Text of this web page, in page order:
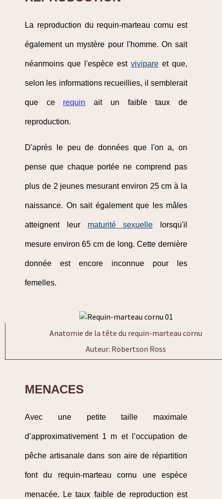
La reproduction du requin-marteau cornu est
également un mystère pour l'homme. On sait
néanmoins que l'espèce est vivipare et que,
selon les informations recueillies, il semblerait
que ce requin ait un faible taux de
reproduction.
D'après le peu de données que l'on a, on
pense que chaque portée ne comprend pas
plus de 2 jeunes mesurant environ 25 cm à la
naissance. On sait également que les mâles
atteignent leur maturité sexuelle lorsqu'il
mesure environ 65 cm de long. Cette dernière
donnée est encore inconnue pour les
femelles.
Anatomie de la tête du requin-marteau cornu
Auteur: Robertson Ross
MENACES
Avec une petite taille maximale
d’approximativement 1 m et l’occupation de
pêche artisanale dans son aire de répartition
font du requin-marteau cornu une espèce
menacée. Le taux faible de reproduction est